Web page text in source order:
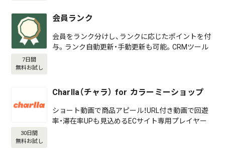
7日間
無料お試し
会員ランク
会員をランク分けし、ランクに応じたポイントを付
与。ランク自動更新・手動更新も可能。CRMツール
30日間
無料お試し
Charlla（チャラ） for カラーミーショップ
ショート動画で商品アピール！URL付き動画で回遊
率・滞在率UPも見込めるECサイト専用プレイヤー